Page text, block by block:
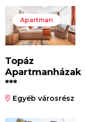
Apartman
Topáz
Apartmanházak
***
Egyéb városrész